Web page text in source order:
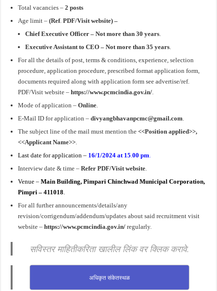
Total vacancies –2 posts
Age limit –(Ref.PDF/Visit website) –
Chief Executive Officer – Not more than 30 years
Executive Assistant to CEO – Not more than 35 years
For all the details of post, terms & conditions, experience, selection
procedure, application procedure, prescribed format application form,
documents required along with application form see advertise/ref.
PDF/Visit website –https://www.pcmcindia.gov.in/
Mode of application –Online
E-Mail ID for application –divyangbhavanpcmc@gmail.com
The subject line of the mail must mention the<<Position applied>>,
<<Applicant Name>>
Last date for application – 16/1/2024 at 15 .00 pm
Interview date & time –Refer PDF/Visit website
Venue –Main Building, Pimpari Chinchwad Municipal Corporation,
Pimpri – 411018
For all further announcements/details/any
revision/corrigendum/addendum/updates about said recruitment visit
website –https://www.pcmcindia.gov.in/regularly.
सविस्तर माहितीकरिता खालील लिंक वर क्लिक करावे.
अधिकृत संकेतस्थळ